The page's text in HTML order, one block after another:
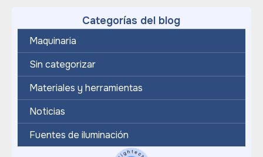
Categorías del blog
Maquinaria
Sin categorizar
Materiales y herramientas
Noticias
Fuentes de iluminación